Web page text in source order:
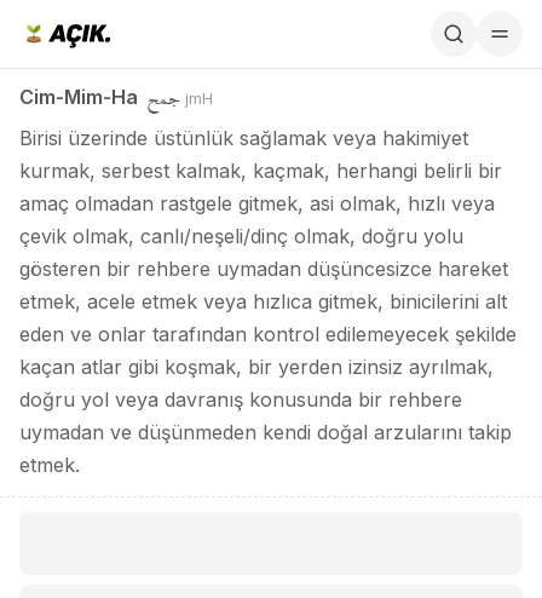
Cim-Mim-Ha جمح jmH
Birisi üzerinde üstünlük sağlamak veya hakimiyet
kurmak, serbest kalmak, kaçmak, herhangi belirli bir
amaç olmadan rastgele gitmek, asi olmak, hızlı veya
çevik olmak, canlı/neşeli/dinç olmak, doğru yolu
gösteren bir rehbere uymadan düşüncesizce hareket
etmek, acele etmek veya hızlıca gitmek, binicilerini alt
eden ve onlar tarafından kontrol edilemeyecek şekilde
kaçan atlar gibi koşmak, bir yerden izinsiz ayrılmak,
doğru yol veya davranış konusunda bir rehbere
uymadan ve düşünmeden kendi doğal arzularını takip
etmek.